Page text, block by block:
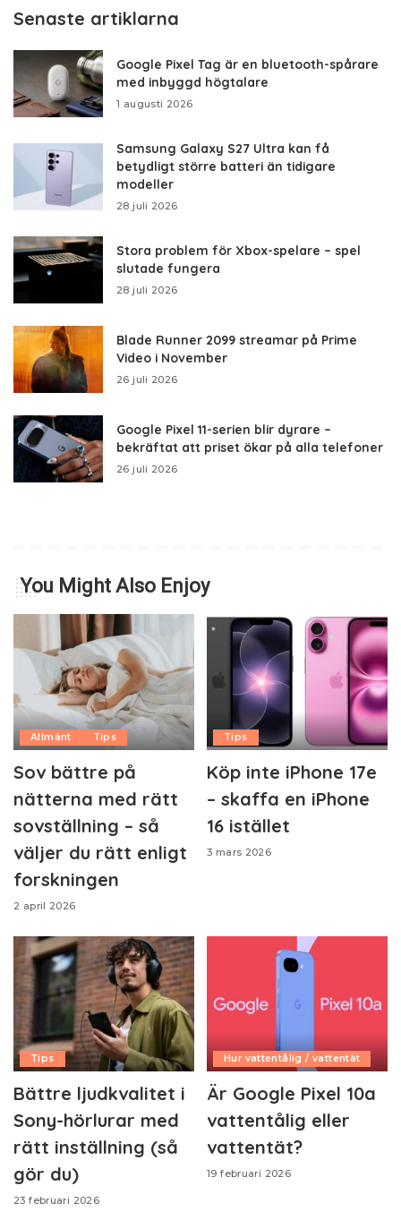
Senaste artiklarna
Google Pixel Tag är en bluetooth-spårare
med inbyggd högtalare
1 augusti 2026
Samsung Galaxy S27 Ultra kan få
betydligt större batteri än tidigare
modeller
28 juli 2026
Stora problem för Xbox-spelare – spel
slutade fungera
28 juli 2026
Blade Runner 2099 streamar på Prime
Video i November
26 juli 2026
Google Pixel 11-serien blir dyrare –
bekräftat att priset ökar på alla telefoner
26 juli 2026
You Might Also Enjoy
Allmänt Tips
Sov bättre på
nätterna med rätt
sovställning – så
väljer du rätt enligt
forskningen
2 april 2026
Tips
Köp inte iPhone 17e
– skaffa en iPhone
16 istället
3 mars 2026
Tips
Bättre ljudkvalitet i
Sony-hörlurar med
rätt inställning (så
gör du)
23 februari 2026
Hur vattentålig / vattentät
Är Google Pixel 10a
vattentålig eller
vattentät?
19 februari 2026